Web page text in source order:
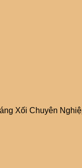
Xối Chuyên